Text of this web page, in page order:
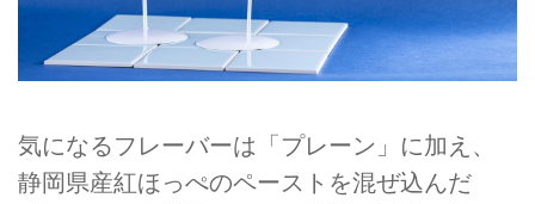
気になるフレーバーは「プレーン」に加え、
静岡県産紅ほっぺのペーストを混ぜ込んだ